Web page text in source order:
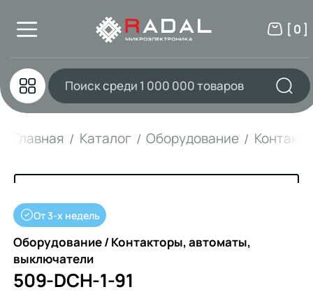
[ 0 ]
Главная Каталог Оборудование
От 3-х недель
Оборудование / Контакторы, автоматы,
выключатели
509-DCH-1-91